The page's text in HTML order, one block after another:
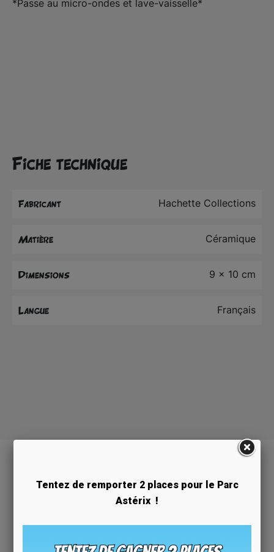
*Passe au micro-ondes et lave-vaisselle*
Fiche technique
Fabricant Hachette Collections
Matière Céramique
Dimensions 9 x 10 cm
Langue Français
POURRAIENT VOUS
INTÉRESSER
Tentez de remporter 2 places pour le Parc
Astérix !